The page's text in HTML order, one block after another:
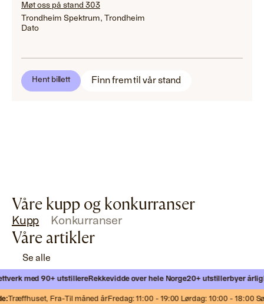
Møt oss på stand 303
Trondheim Spektrum, Trondheim
Dato
Hent billett Finn frem til vår stand
Våre kupp og konkurranser
Kupp Konkurranser
Våre artikler
Se alle
med 90+ utstillereRekkevidde over hele Norge20+ utstillerbyer årlig
Træffhuset,Fra-Til måned årFredag: 11:00 - 19:00 Lørdag: 10:00 - 18:00